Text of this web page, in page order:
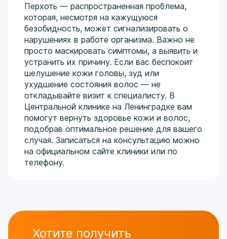
Перхоть — распространенная проблема,
которая, несмотря на кажущуюся
безобидность, может сигнализировать о
нарушениях в работе организма. Важно не
просто маскировать симптомы, а выявить и
устранить их причину. Если вас беспокоит
шелушение кожи головы, зуд или
ухудшение состояния волос — не
откладывайте визит к специалисту. В
Центральной клинике на Ленинградке вам
помогут вернуть здоровье кожи и волос,
подобрав оптимальное решение для вашего
случая. Записаться на консультацию можно
на официальном сайте клиники или по
телефону.
Хотите получить